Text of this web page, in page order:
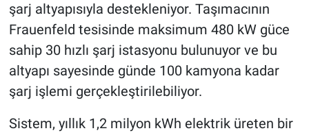
şarj altyapısıyla destekleniyor. Taşımacının
Frauenfeld tesisinde maksimum 480 kW güce
sahip 30 hızlı şarj istasyonu bulunuyor ve bu
altyapı sayesinde günde 100 kamyona kadar
şarj işlemi gerçekleştirilebiliyor.
Sistem, yıllık 1,2 milyon kWh elektrik üreten bir